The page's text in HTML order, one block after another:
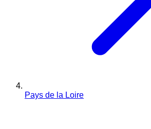
Pays de la Loire